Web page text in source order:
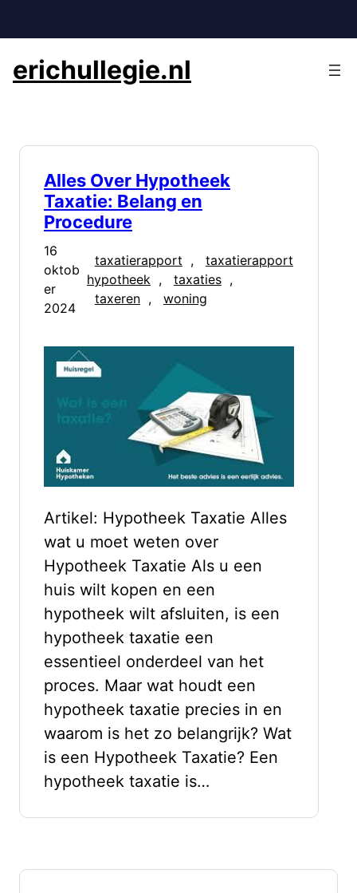
inhoud
erichullegie.nl
Alles Over Hypotheek
Taxatie: Belang en
Procedure
16
oktob
er
2024
taxatierapport ,
taxatierapport
hypotheek , taxaties
,
taxeren , woning
Artikel: Hypotheek Taxatie Alles
wat u moet weten over
Hypotheek Taxatie Als u een
huis wilt kopen en een
hypotheek wilt afsluiten, is een
hypotheek taxatie een
essentieel onderdeel van het
proces. Maar wat houdt een
hypotheek taxatie precies in en
waarom is het zo belangrijk? Wat
is een Hypotheek Taxatie? Een
hypotheek taxatie is…